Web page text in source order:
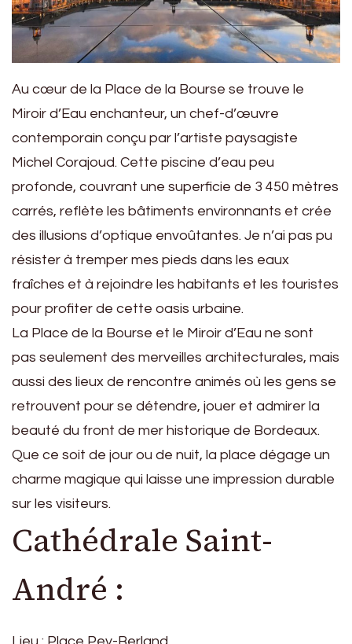
Au cœur de la Place de la Bourse se trouve le
Miroir d’Eau enchanteur, un chef-d’œuvre
contemporain conçu par l’artiste paysagiste
Michel Corajoud. Cette piscine d’eau peu
profonde, couvrant une superficie de 3 450 mètres
carrés, reflète les bâtiments environnants et crée
des illusions d’optique envoûtantes. Je n’ai pas pu
résister à tremper mes pieds dans les eaux
fraîches et à rejoindre les habitants et les touristes
pour profiter de cette oasis urbaine.
La Place de la Bourse et le Miroir d’Eau ne sont
pas seulement des merveilles architecturales, mais
aussi des lieux de rencontre animés où les gens se
retrouvent pour se détendre, jouer et admirer la
beauté du front de mer historique de Bordeaux.
Que ce soit de jour ou de nuit, la place dégage un
charme magique qui laisse une impression durable
sur les visiteurs.
Cathédrale Saint-
André :